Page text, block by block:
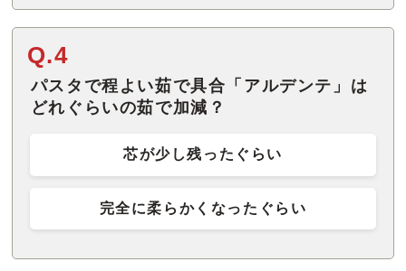
Q.4
パスタで程よい茹で具合「アルデンテ」は
どれぐらいの茹で加減？
芯が少し残ったぐらい
完全に柔らかくなったぐらい